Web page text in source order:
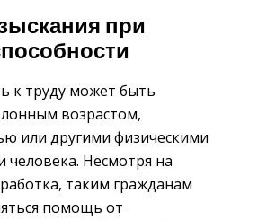
при
к труду может быть
возрастом,
или другими физическими
человека. Несмотря на
таким гражданам
помощь от